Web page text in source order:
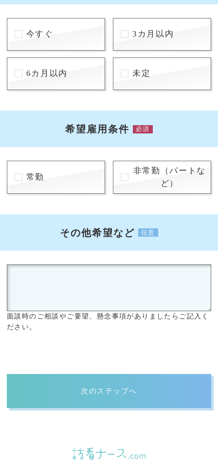
今すぐ 3カ月以内
6カ月以内 未定
希望雇用条件 必須
常勤
非常勤（パートな
ど）
その他希望など 任意
面談時のご相談やご要望、懸念事項がありましたらご記入く
ださい。
次のステップへ